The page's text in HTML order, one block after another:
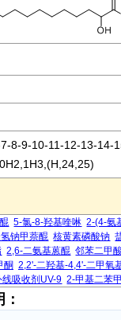
8-9-10-11-12-13-14-
5-氯-8-羟基喹啉 2-(4-氨
钠甲萘醌 核黄素磷酸钠
2,6-二氨基蒽醌 邻苯二甲
酮 2,2'-二羟基-4,4'-二甲氧
线吸收剂UV-9 2-甲基二苯